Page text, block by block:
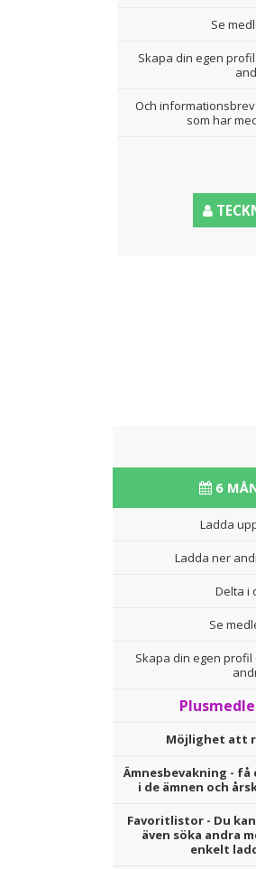
Se
Skapa din egen
Och
som har
6
Ladda
Ladda ner
Delta i
Se
Skapa din egen
Möjlighet att
Ämnesbevakning -
i de ämnen och
Favoritlistor - Du
även söka andra
enkelt